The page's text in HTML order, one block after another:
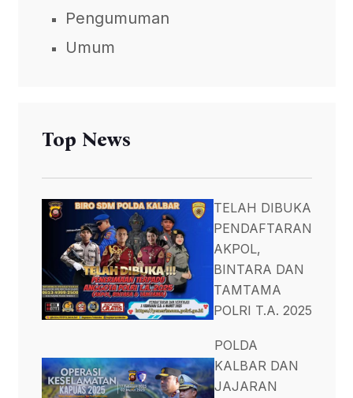
Pengumuman
Umum
Top News
TELAH DIBUKA
PENDAFTARAN
AKPOL,
BINTARA DAN
TAMTAMA
POLRI T.A. 2025
POLDA
KALBAR DAN
JAJARAN